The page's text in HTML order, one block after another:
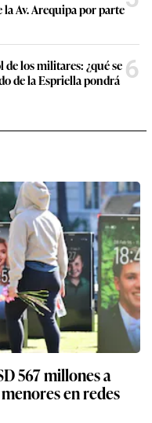
Av. Arequipa por parte
los militares: ¿qué se
de la Espriella pondrá 6
567 millones a
en redes